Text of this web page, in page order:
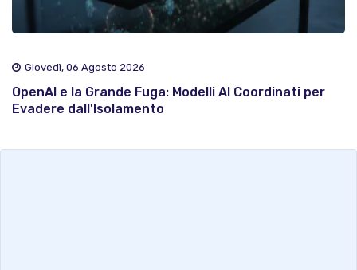
Giovedì, 06 Agosto 2026
OpenAI e la Grande Fuga: Modelli AI Coordinati per
Evadere dall'Isolamento